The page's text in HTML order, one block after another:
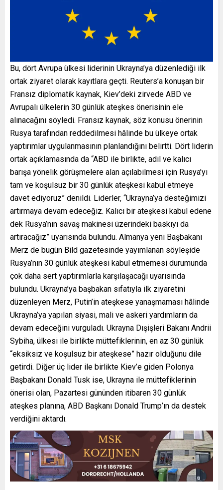
Bu, dört Avrupa ülkesi liderinin Ukrayna’ya düzenlediği ilk
ortak ziyaret olarak kayıtlara geçti. Reuters’a konuşan bir
Fransız diplomatik kaynak, Kiev’deki zirvede ABD ve
Avrupalı ülkelerin 30 günlük ateşkes önerisinin ele
alınacağını söyledi. Fransız kaynak, söz konusu önerinin
Rusya tarafından reddedilmesi hâlinde bu ülkeye ortak
yaptırımlar uygulanmasının planlandığını belirtti. Dört liderin
ortak açıklamasında da “ABD ile birlikte, adil ve kalıcı
barışa yönelik görüşmelere alan açılabilmesi için Rusya’yı
tam ve koşulsuz bir 30 günlük ateşkesi kabul etmeye
davet ediyoruz” denildi. Liderler, “Ukrayna’ya desteğimizi
artırmaya devam edeceğiz. Kalıcı bir ateşkesi kabul edene
dek Rusya’nın savaş makinesi üzerindeki baskıyı da
artıracağız” uyarısında bulundu. Almanya yeni Başbakanı
Merz de bugün Bild gazetesinde yayımlanan söyleşide
Rusya’nın 30 günlük ateşkesi kabul etmemesi durumunda
çok daha sert yaptırımlarla karşılaşacağı uyarısında
bulundu. Ukrayna’ya başbakan sıfatıyla ilk ziyaretini
düzenleyen Merz, Putin’in ateşkese yanaşmaması hâlinde
Ukrayna’ya yapılan siyasi, mali ve askeri yardımların da
devam edeceğini vurguladı. Ukrayna Dışişleri Bakanı Andrii
Sybiha, ülkesi ile birlikte müttefiklerinin, en az 30 günlük
“eksiksiz ve koşulsuz bir ateşkese” hazır olduğunu dile
getirdi. Diğer üç lider ile birlikte Kiev’e giden Polonya
Başbakanı Donald Tusk ise, Ukrayna ile müttefiklerinin
önerisi olan, Pazartesi gününden itibaren 30 günlük
ateşkes planına, ABD Başkanı Donald Trump’ın da destek
verdiğini aktardı.